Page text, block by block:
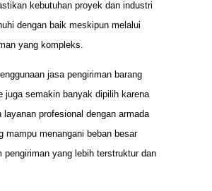
kebutuhan proyek dan industri
dengan baik meskipun melalui
yang kompleks.
jasa pengiriman barang
juga semakin banyak dipilih karena
layanan profesional dengan armada
mampu menangani beban besar
pengiriman yang lebih terstruktur dan